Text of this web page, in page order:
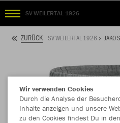
SV WEILERTAL 1926
ZURÜCK SV WEILERTAL 1926 JAKO
Wir verwenden Cookies
Durch die Analyse der
Inhalte anzeigen und unsere
zu den Cookies findest Du in